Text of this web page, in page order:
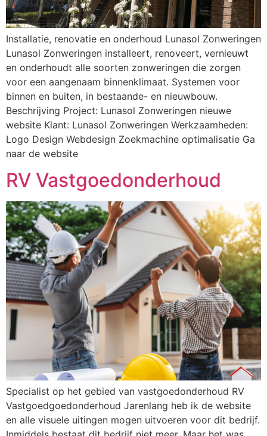
Installatie, renovatie en onderhoud Lunasol Zonweringen
Lunasol Zonweringen installeert, renoveert, vernieuwt
en onderhoudt alle soorten zonweringen die zorgen
voor een aangenaam binnenklimaat. Systemen voor
binnen en buiten, in bestaande- en nieuwbouw.
Beschrijving Project: Lunasol Zonweringen nieuwe
website Klant: Lunasol Zonweringen Werkzaamheden:
Logo Design Webdesign Zoekmachine optimalisatie Ga
naar de website
RV Vastgoedonderhoud
Specialist op het gebied van vastgoedonderhoud RV
Vastgoedgoedonderhoud Jarenlang heb ik de website
en alle visuele uitingen mogen uitvoeren voor dit bedrijf.